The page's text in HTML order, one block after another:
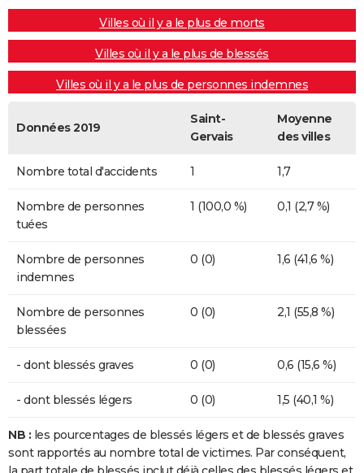
Villes où il y a le plus de morts
Villes où il y a le plus de blessés
Villes où il y a le plus de personnes indemnes
Données 2019
Saint-
Gervais
Moyenne
des villes
Nombre total d'accidents 1 1,7
Nombre de personnes
tuées
1 (100,0 %) 0,1 (2,7 %)
Nombre de personnes
indemnes
0 (0) 1,6 (41,6 %)
Nombre de personnes
blessées
0 (0) 2,1 (55,8 %)
- dont blessés graves 0 (0) 0,6 (15,6 %)
- dont blessés légers 0 (0) 1,5 (40,1 %)
NB : les pourcentages de blessés légers et de blessés graves
sont rapportés au nombre total de victimes. Par conséquent,